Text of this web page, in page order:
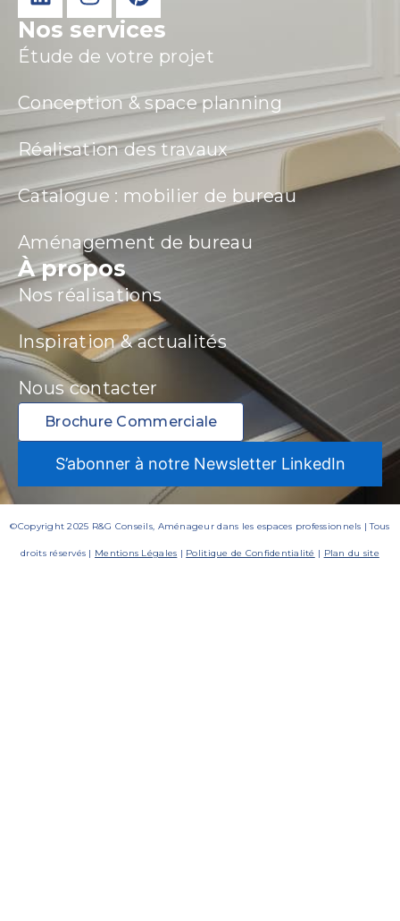
Nos services
Étude de votre projet
Conception & space planning
Réalisation des travaux
Catalogue : mobilier de bureau
Aménagement de bureau
À propos
Nos réalisations
Inspiration & actualités
Nous contacter
Brochure Commerciale
S’abonner à notre Newsletter LinkedIn
©Copyright 2025 R&G Conseils, Aménageur dans les espaces professionnels | Tous
droits réservés | Mentions Légales | Politique de Confidentialité | Plan du site